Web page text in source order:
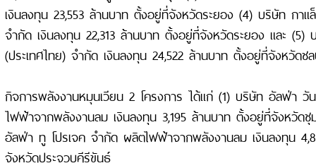
เงินลงทุน 23,553 ล้านบาท ตั้งอยู่ที่จังหวัดระยอง (4) บริษัท กาแ
จำกัด เงินลงทุน 22,313 ล้านบาท ตั้งอยู่ที่จังหวัดระยอง และ
(ประเทศไทย) จำกัด เงินลงทุน 24,522 ล้านบาท ตั้งอยู่ที่จังหวัดช
กิจการพลังงานหมุนเวียน 2 โครงการ ได้แก่ (1) บริษัท อัลฟ่า
ไฟฟ้าจากพลังงานลม เงินลงทุน 3,195 ล้านบาท ตั้งอยู่ที่จังหวัด
อัลฟ่า ทู โปรเจค จำกัด ผลิตไฟฟ้าจากพลังงานลม เงินลงทุน
จังหวัดประจวบคีรีขันธ์